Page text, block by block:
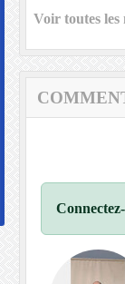
Voir toutes les